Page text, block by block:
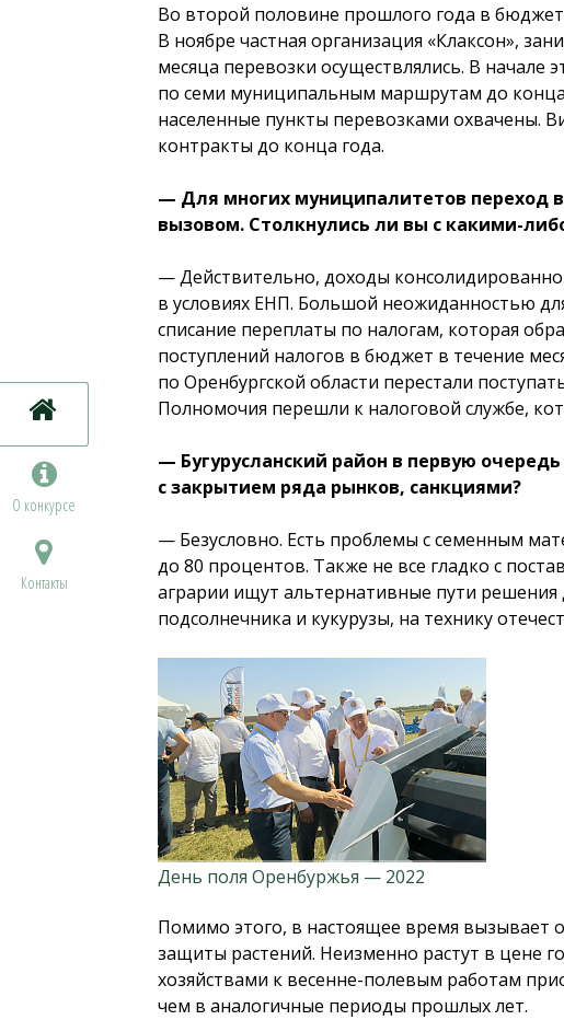
О конкурсе
Контакты
Во второй половине прошлого года в
В ноябре частная организация «Клаксон»,
месяца перевозки осуществлялись. В начале
по семи муниципальным маршрутам до
населенные пункты перевозками охвачены.
контракты до конца года.
— Для многих муниципалитетов переход
вызовом. Столкнулись ли вы с какими-
— Действительно, доходы
в условиях ЕНП. Большой неожиданностью
списание переплаты по налогам, которая
поступлений налогов в бюджет в течение
по Оренбургской области перестали
Полномочия перешли к налоговой службе,
— Бугурусланский район в первую
с закрытием ряда рынков, санкциями?
— Безусловно. Есть проблемы с семенным
до 80 процентов. Также не все гладко с
аграрии ищут альтернативные пути
подсолнечника и кукурузы, на технику
День поля Оренбуржья — 2022
Помимо этого, в настоящее время вызывает
защиты растений. Неизменно растут в цене
хозяйствами к весенне-полевым работам
чем в аналогичные периоды прошлых лет.